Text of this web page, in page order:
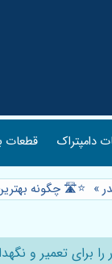
دامپتراک قطعات
» ⭐️🛣️ چگونه
برای تعمیر و